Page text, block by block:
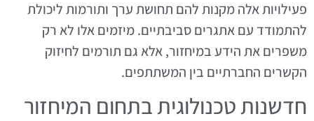
פעילויות אלה מקנות להם תחושת ערך ותורמות ליכולת
להתמודד עם אתגרים סביבתיים. מיזמים אלו לא רק
משפרים את הידע במיחזור, אלא גם תורמים לחיזוק
הקשרים החברתיים בין המשתתפים.
חדשנות טכנולוגית בתחום המיחזור